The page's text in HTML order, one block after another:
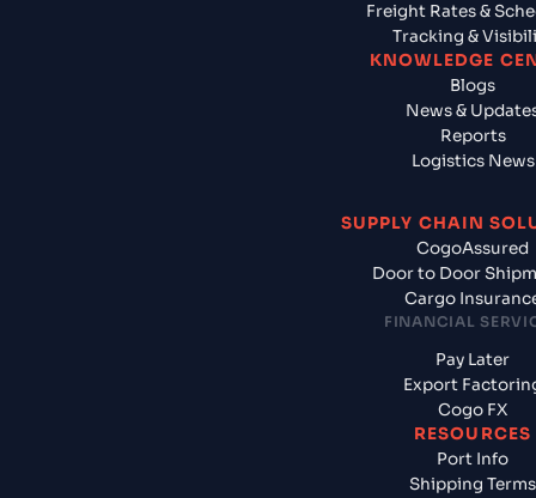
Freight Rates &
Tracking &
KNOWLEDGE
Blogs
News &
Reports
Logistics News
SUPPLY CHAIN
CogoAssured
Door to Door
Cargo
FINANCIAL
Pay Later
Export
Cogo FX
RESOURCES
Port Info
Shipping Terms